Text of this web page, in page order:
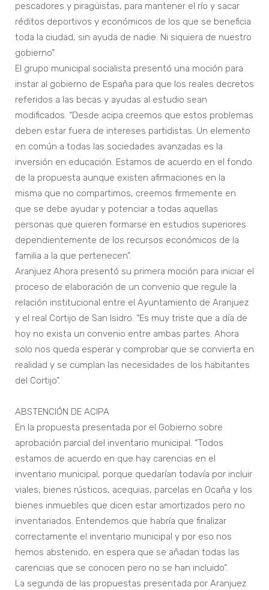
pescadores y piragüistas, para mantener el río y sacar
réditos deportivos y económicos de los que se beneficia
toda la ciudad, sin ayuda de nadie. Ni siquiera de nuestro
gobierno”.
El grupo municipal socialista presentó una moción para
instar al gobierno de España para que los reales decretos
referidos a las becas y ayudas al estudio sean
modificados. “Desde acipa creemos que estos problemas
deben estar fuera de intereses partidistas. Un elemento
en común a todas las sociedades avanzadas es la
inversión en educación. Estamos de acuerdo en el fondo
de la propuesta aunque existen afirmaciones en la
misma que no compartimos, creemos firmemente en
que se debe ayudar y potenciar a todas aquellas
personas que quieren formarse en estudios superiores
dependientemente de los recursos económicos de la
familia a la que pertenecen”.
Aranjuez Ahora presentó su primera moción para iniciar el
proceso de elaboración de un convenio que regule la
relación institucional entre el Ayuntamiento de Aranjuez
y el real Cortijo de San Isidro. “Es muy triste que a día de
hoy no exista un convenio entre ambas partes. Ahora
solo nos queda esperar y comprobar que se convierta en
realidad y se cumplan las necesidades de los habitantes
del Cortijo”.
ABSTENCIÓN DE ACIPA
En la propuesta presentada por el Gobierno sobre
aprobación parcial del inventario municipal. “Todos
estamos de acuerdo en que hay carencias en el
inventario municipal, porque quedarían todavía por incluir
viales, bienes rústicos, acequias, parcelas en Ocaña y los
bienes inmuebles que dicen estar amortizados pero no
inventariados. Entendemos que habría que finalizar
correctamente el inventario municipal y por eso nos
hemos abstenido, en espera que se añadan todas las
carencias que se conocen pero no se han incluido”.
La segunda de las propuestas presentada por Aranjuez